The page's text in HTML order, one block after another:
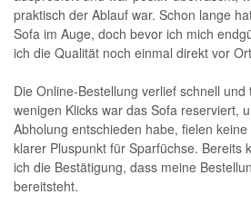
praktisch der Ablauf war. Schon lange
Sofa im Auge, doch bevor ich mich
ich die Qualität noch einmal direkt vor
Die Online-Bestellung verlief schnell
wenigen Klicks war das Sofa reserviert,
Abholung entschieden habe, fielen
klarer Pluspunkt für Sparfüchse. Bereits
ich die Bestätigung, dass meine
bereitsteht.